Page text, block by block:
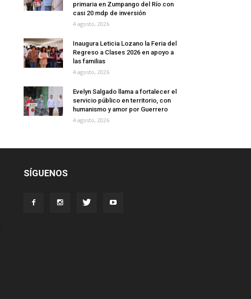
primaria en Zumpango del Río con
casi 20 mdp de inversión
4 agosto, 2026
Inaugura Leticia Lozano la Feria del
Regreso a Clases 2026 en apoyo a
las familias
4 agosto, 2026
Evelyn Salgado llama a fortalecer el
servicio público en territorio, con
humanismo y amor por Guerrero
4 agosto, 2026
SÍGUENOS